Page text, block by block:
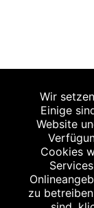
Wir
Einige
Website
Cookies
zu